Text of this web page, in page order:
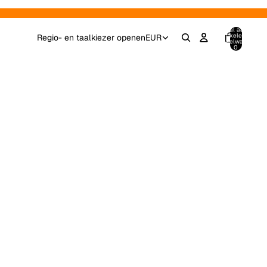
Regio- en taalkiezer openenEUR
Totaal aantal
artikelen in
winkelwagen:
0